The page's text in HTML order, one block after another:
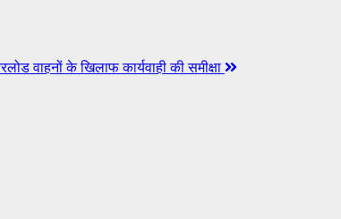
वाहनों के खिलाफ कार्यवाही की समीक्षा